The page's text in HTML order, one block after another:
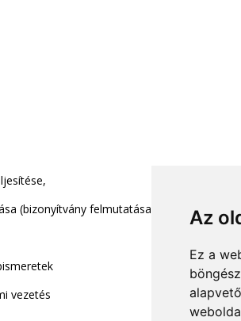
Az
Ez a
(bizonyítvány felmutatása).
vezetés